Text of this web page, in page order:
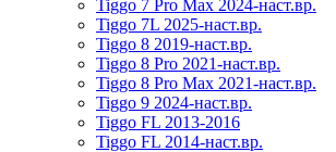
Tiggo 7 Pro Max 2024-наст.вр.
Tiggo 7L 2025-наст.вр.
Tiggo 8 2019-наст.вр.
Tiggo 8 Pro 2021-наст.вр.
Tiggo 8 Pro Max 2021-наст.вр.
Tiggo 9 2024-наст.вр.
Tiggo FL 2013-2016
Tiggo FL 2014-наст.вр.